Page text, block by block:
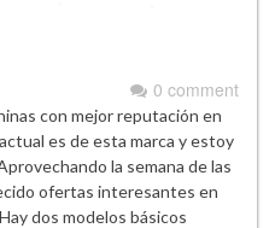
0 comment
con mejor reputación en
es de esta marca y estoy
la semana de las
ofertas interesantes en
dos modelos básicos